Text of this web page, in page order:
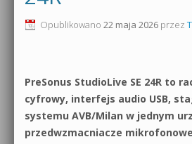
Produkcja muzyczna od podstaw
Sound Forge od podstaw
Dubstep z syntezatorem Massive
0dB.pl - informacje
Materiały dla mediów
Archiwum aktualności
Opublikowano 22 maja 2026 przez
PreSonus StudioLive SE 24R to
cyfrowy, interfejs audio USB,
systemu AVB/Milan w jednym
przedwzmacniacze